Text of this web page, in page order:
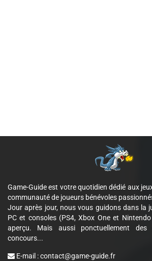
Game-Guide est votre quotidien dédié aux
communauté de joueurs bénévoles
Jour après jour, nous vous guidons dans la
PC et consoles (PS4, Xbox One et
aperçu. Mais aussi ponctuellement
concours...
E-mail :contact@game-guide.fr